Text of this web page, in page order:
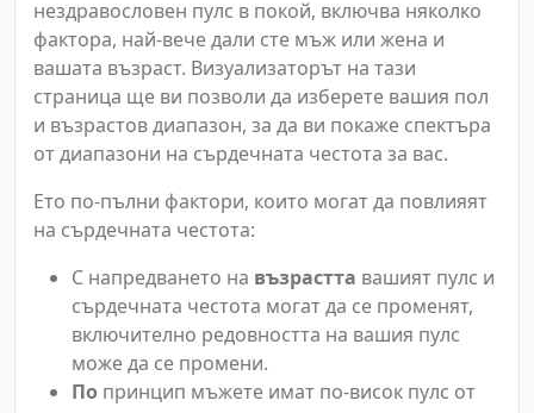
нездравословен пулс в покой, включва няколко
фактора, най-вече дали сте мъж или жена и
вашата възраст. Визуализаторът на тази
страница ще ви позволи да изберете вашия пол
и възрастов диапазон, за да ви покаже спектъра
от диапазони на сърдечната честота за вас.
Ето по-пълни фактори, които могат да повлияят
на сърдечната честота:
С напредването на възрастта вашият пулс и
сърдечната честота могат да се променят,
включително редовността на вашия пулс
може да се промени.
По принцип мъжете имат по-висок пулс от